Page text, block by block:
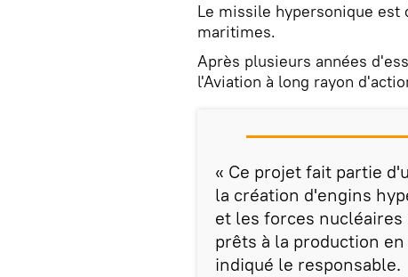
Le missile hypersonique
maritimes.
Après plusieurs années
l'Aviation à long rayon
« Ce projet fait partie
la création d'engins
et les forces
prêts à la production
indiqué le responsable.